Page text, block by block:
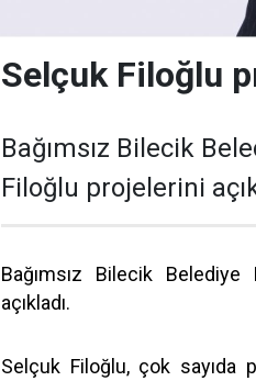
Selçuk Filoğlu
Bağımsız Bilecik
Filoğlu projelerini
Bağımsız Bilecik
açıkladı.
Selçuk Filoğlu, çok sayıda